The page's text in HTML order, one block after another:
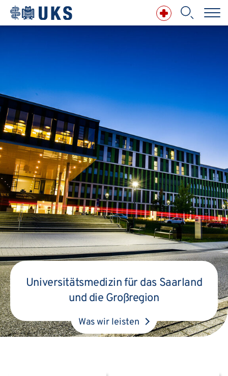
Direkt zum Inhalt springen
Universitätsmedizin für das Saarland
und die Großregion
Was wir leisten